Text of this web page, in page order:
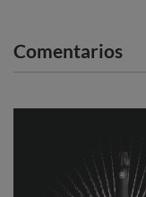
Comentarios